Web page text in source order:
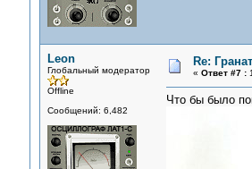
Leon
Глобальный модератор
Offline
Сообщений: 6,482
Re:
« Ответ #7 :
Что бы было